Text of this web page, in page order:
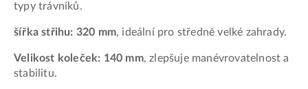
typy trávníků.
šířka střihu: 320 mm, ideální pro středně velké zahrady.
Velikost koleček: 140 mm, zlepšuje manévrovatelnost a
stabilitu.